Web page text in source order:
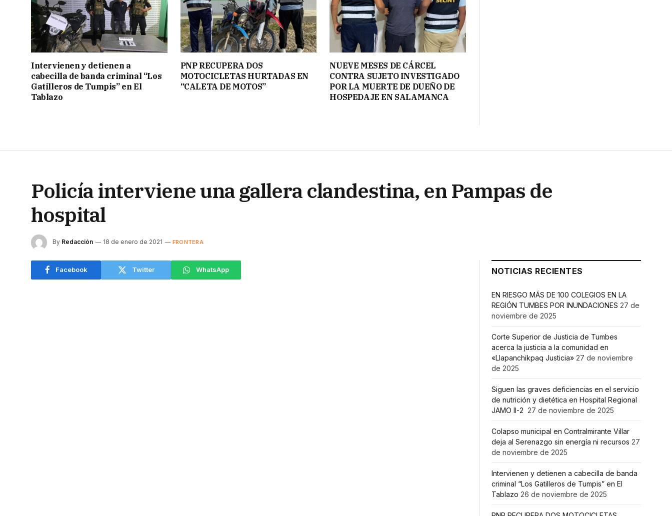
Intervienen y detienen a
cabecilla de banda criminal “Los
Gatilleros de Tumpis” en El
Tablazo
PNP RECUPERA DOS
MOTOCICLETAS HURTADAS EN
“CALETA DE MOTOS”
NUEVE MESES DE CÁRCEL
CONTRA SUJETO INVESTIGADO
POR LA MUERTE DE DUEÑO DE
HOSPEDAJE EN SALAMANCA
Policía interviene una gallera clandestina, en Pampas de
hospital
By Redacción 18 de enero de 2021 FRONTERA
Facebook Twitter WhatsApp NOTICIAS RECIENTES
EN RIESGO MÁS DE 100 COLEGIOS EN LA
REGIÓN TUMBES POR INUNDACIONES 27 de
noviembre de 2025
Corte Superior de Justicia de Tumbes
acerca la justicia a la comunidad en
«Llapanchikpaq Justicia» 27 de noviembre
de 2025
Siguen las graves deficiencias en el servicio
de nutrición y dietética en Hospital Regional
JAMO II-2 27 de noviembre de 2025
Colapso municipal en Contralmirante Villar
deja al Serenazgo sin energía ni recursos 27
de noviembre de 2025
Intervienen y detienen a cabecilla de banda
criminal “Los Gatilleros de Tumpis” en El
Tablazo 26 de noviembre de 2025